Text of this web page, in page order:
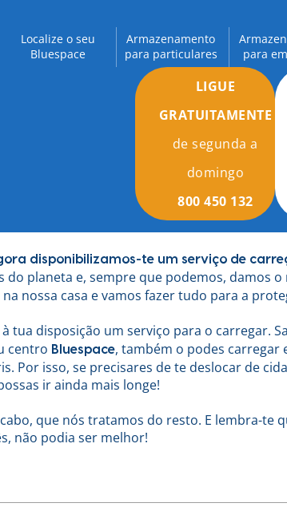
Localize o seu
Bluespace
Armazenamento
para particulares
para
LIGUE
GRATUITAMENTE
de segunda a
domingo
800 450 132
disponibilizamos-te um serviço de
do planeta e, sempre que podemos, damos
nossa casa e vamos fazer tudo para a
tua disposição um serviço para o carregar.
centro Bluespace, também o podes carregar
Por isso, se precisares de te deslocar de
ir ainda mais longe!
que nós tratamos do resto. E lembra-
não podia ser melhor!